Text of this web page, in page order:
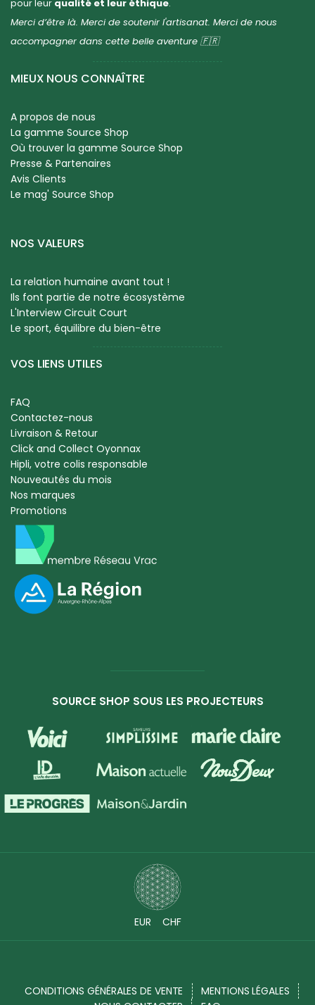
pour leur qualité et leur éthique.
Merci d’être là. Merci de soutenir l'artisanat. Merci de nous
accompagner dans cette belle aventure 🇫🇷
MIEUX NOUS CONNAÎTRE
A propos de nous
La gamme Source Shop
Où trouver la gamme Source Shop
Presse & Partenaires
Avis Clients
Le mag' Source Shop
NOS VALEURS
La relation humaine avant tout !
Ils font partie de notre écosystème
L'Interview Circuit Court
Le sport, équilibre du bien-être
VOS LIENS UTILES
FAQ
Contactez-nous
Livraison & Retour
Click and Collect Oyonnax
Hipli, votre colis responsable
Nouveautés du mois
Nos marques
Promotions
SOURCE SHOP SOUS LES PROJECTEURS
EUR CHF
CONDITIONS GÉNÉRALES DE VENTE
MENTIONS LÉGALES